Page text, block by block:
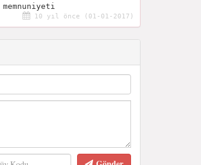
10 yıl önce (01-01-2017)